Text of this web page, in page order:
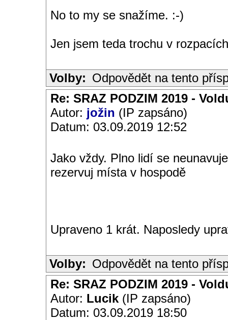
No to my se snažíme. :-)
Jen jsem teda trochu v
Volby: Odpovědět na tento
Re: SRAZ PODZIM 2019 -
Autor: jožin (IP zapsáno)
Datum: 03.09.2019 12:52
Jako vždy. Plno lidí se
rezervuj místa v hospodě
Upraveno 1 krát. Naposledy
Volby: Odpovědět na tento
Re: SRAZ PODZIM 2019 -
Autor: Lucik (IP zapsáno)
Datum: 03.09.2019 18:50